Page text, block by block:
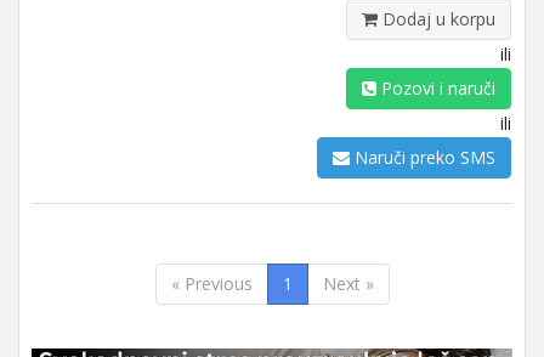
Dodaj u korpu
ili
Pozovi i naruči
ili
Naruči preko SMS
« Previous 1 Next »